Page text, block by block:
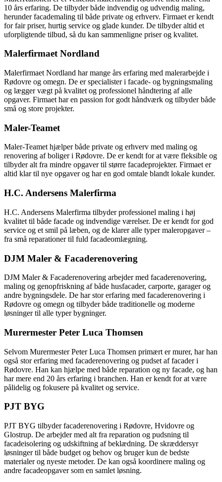
10 års erfaring. De tilbyder både indvendig og udvendig maling,
herunder facademaling til både private og erhverv. Firmaet er kendt
for fair priser, hurtig service og glade kunder. De tilbyder altid et
uforpligtende tilbud, så du kan sammenligne priser og kvalitet.
Malerfirmaet Nordland
Malerfirmaet Nordland har mange års erfaring med malerarbejde i
Rødovre og omegn. De er specialister i facade- og bygningsmaling
og lægger vægt på kvalitet og professionel håndtering af alle
opgaver. Firmaet har en passion for godt håndværk og tilbyder både
små og store projekter.
Maler-Teamet
Maler-Teamet hjælper både private og erhverv med maling og
renovering af boliger i Rødovre. De er kendt for at være fleksible og
tilbyder alt fra mindre opgaver til større facadeprojekter. Firmaet er
altid klar til nye opgaver og har en god omtale blandt lokale kunder.
H.C. Andersens Malerfirma
H.C. Andersens Malerfirma tilbyder professionel maling i høj
kvalitet til både facade og indvendige værelser. De er kendt for god
service og et smil på læben, og de klarer alle typer maleropgaver –
fra små reparationer til fuld facadeomlægning.
DJM Maler & Facaderenovering
DJM Maler & Facaderenovering arbejder med facaderenovering,
maling og genopfriskning af både husfacader, carporte, garager og
andre bygningsdele. De har stor erfaring med facaderenovering i
Rødovre og omegn og tilbyder både traditionelle og moderne
løsninger til alle typer bygninger.
Murermester Peter Luca Thomsen
Selvom Murermester Peter Luca Thomsen primært er murer, har han
også stor erfaring med facaderenovering og pudset af facader i
Rødovre. Han kan hjælpe med både reparation og ny facade, og han
har mere end 20 års erfaring i branchen. Han er kendt for at være
pålidelig og fokusere på kvalitet og service.
PJT BYG
PJT BYG tilbyder facaderenovering i Rødovre, Hvidovre og
Glostrup. De arbejder med alt fra reparation og pudsning til
facadeisolering og udskiftning af beklædning. De skræddersyr
løsninger til både budget og behov og bruger kun de bedste
materialer og nyeste metoder. De kan også koordinere maling og
andre facadeopgaver som en samlet løsning.